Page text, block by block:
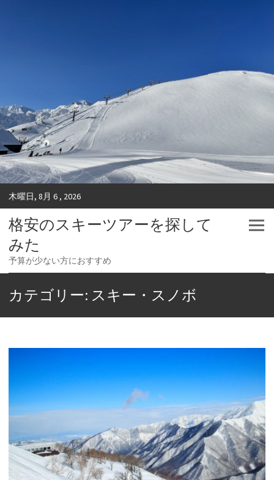
木曜日, 8月 6 , 2026
格安のスキーツアーを探して
みた
予算が少ない方におすすめ
カテゴリー: スキー・スノボ